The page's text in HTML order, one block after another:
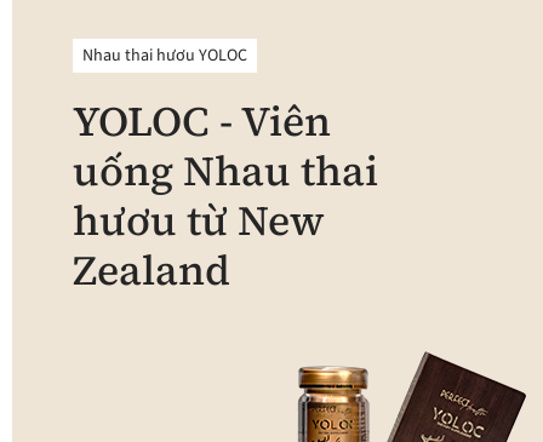
Nhau thai hươu YOLOC
YOLOC - Viên
uống Nhau thai
hươu từ New
Zealand